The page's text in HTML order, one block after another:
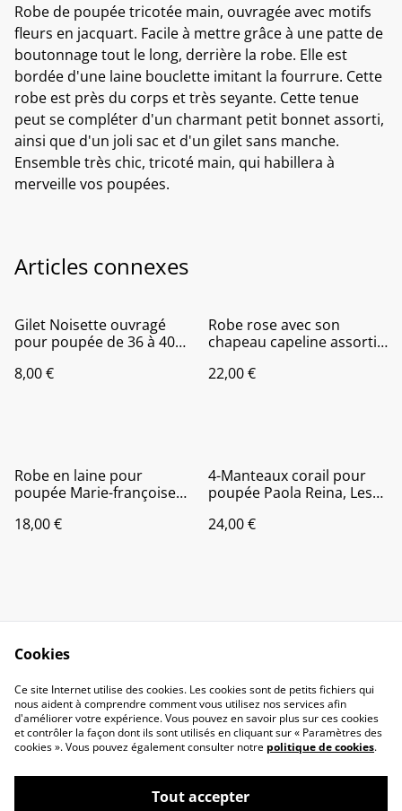
Robe de poupée tricotée main, ouvragée avec motifs
fleurs en jacquart. Facile à mettre grâce à une patte de
boutonnage tout le long, derrière la robe. Elle est
bordée d'une laine bouclette imitant la fourrure. Cette
robe est près du corps et très seyante. Cette tenue
peut se compléter d'un charmant petit bonnet assorti,
ainsi que d'un joli sac et d'un gilet sans manche.
Ensemble très chic, tricoté main, qui habillera à
merveille vos poupées.
Articles connexes
Gilet Noisette ouvragé
pour poupée de 36 à 40
8,00 €
Robe rose avec son
chapeau capeline assorti
cm .
22,00 €
Robe en laine pour
poupée Marie-françoise
18,00 €
4-Manteaux corail pour
poupée Paola Reina, Les
Darling,Mini Maru,
24,00 €
Contactez-nous
Conditions
Politique de
confidentialité
Politique de cookies
liens
Cookies
Ce site Internet utilise des cookies. Les cookies sont de petits fichiers qui
nous aident à comprendre comment vous utilisez nos services afin
d'améliorer votre expérience. Vous pouvez en savoir plus sur ces cookies
et contrôler la façon dont ils sont utilisés en cliquant sur « Paramètres des
cookies ». Vous pouvez également consulter notre politique de cookies.
Tout accepter